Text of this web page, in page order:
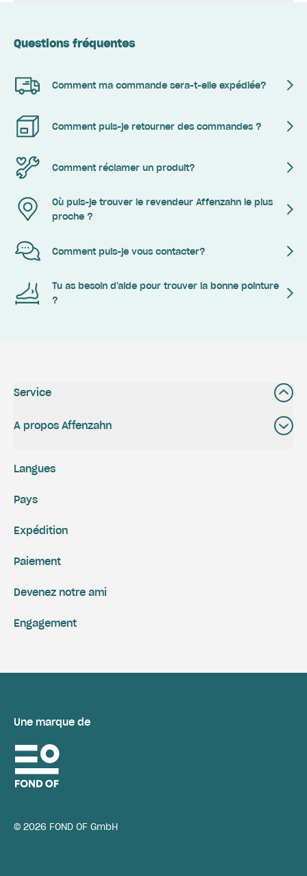
Questions fréquentes
Comment ma commande sera-t-elle expédiée?
Comment puis-je retourner des commandes ?
Comment réclamer un produit?
Où puis-je trouver le revendeur Affenzahn le plus
proche ?
Comment puis-je vous contacter?
Tu as besoin d'aide pour trouver la bonne pointure
?
Service
A propos Affenzahn
Expédition
Paiement
Engagement
Devenez notre ami
Langues
Pays
Une marque de
© 2026 FOND OF GmbH